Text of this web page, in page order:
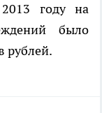
году на
было
рублей.